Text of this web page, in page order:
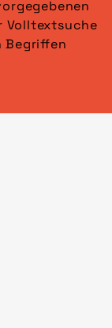
Volltextsuche
Begriffen
und